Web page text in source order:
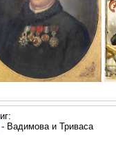
- Вадимова и Триваса